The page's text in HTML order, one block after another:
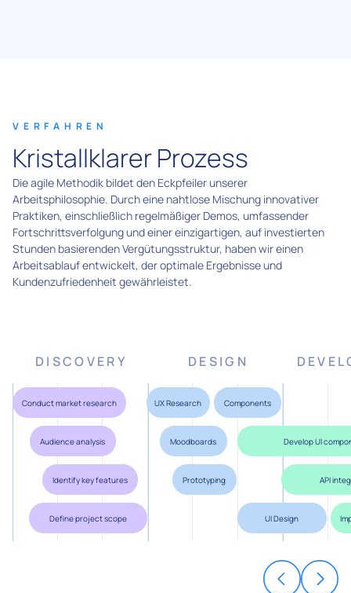
VERFAHREN
Kristallklarer Prozess
Die agile Methodik bildet den Eckpfeiler unserer
Arbeitsphilosophie. Durch eine nahtlose Mischung innovativer
Praktiken, einschließlich regelmäßiger Demos, umfassender
Fortschrittsverfolgung und einer einzigartigen, auf investierten
Stunden basierenden Vergütungsstruktur, haben wir einen
Arbeitsablauf entwickelt, der optimale Ergebnisse und
Kundenzufriedenheit gewährleistet.
DISCOVERY DESIGN
Conduct market research UX Research Components
Audience analysis Moodboards Develop UI
Identify key features Prototyping API
Define project scope UI Design